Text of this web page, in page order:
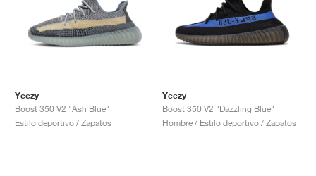
Yeezy
Boost 350 V2 "Ash Blue"
Estilo deportivo / Zapatos
Yeezy
Boost 350 V2 "Dazzling Blue"
Hombre / Estilo deportivo / Zapatos